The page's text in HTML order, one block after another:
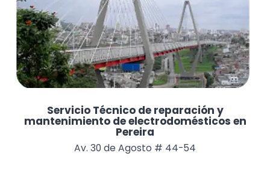
Servicio Técnico de reparación y
mantenimiento de electrodomésticos en
Pereira
Av. 30 de Agosto # 44-54